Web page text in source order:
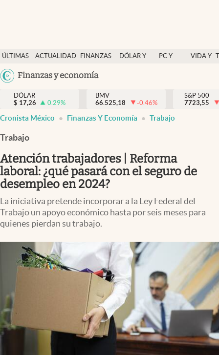
ÚLTIMAS
NOTICIAS
ACTUALIDAD
FINANZAS
DÓLAR Y
PC Y
VIDA Y
México
Finanzas y economía
Actualidad
Finanzas y economía
Dólar y mercados
Pc y celular
Vida y estilo
Tv
Clima
Espiritualidad
Mediakit
DÓLAR
$ 17,26 0.29%
BMV
66.525,18
-0.46%
S&P 500
7723,55
Cronista México Finanzas Y Economía Trabajo
Trabajo
Atención trabajadores | Reforma
laboral: ¿qué pasará con el seguro de
desempleo en 2024?
La iniciativa pretende incorporar a la Ley Federal del
Trabajo un apoyo económico hasta por seis meses para
quienes pierdan su trabajo.